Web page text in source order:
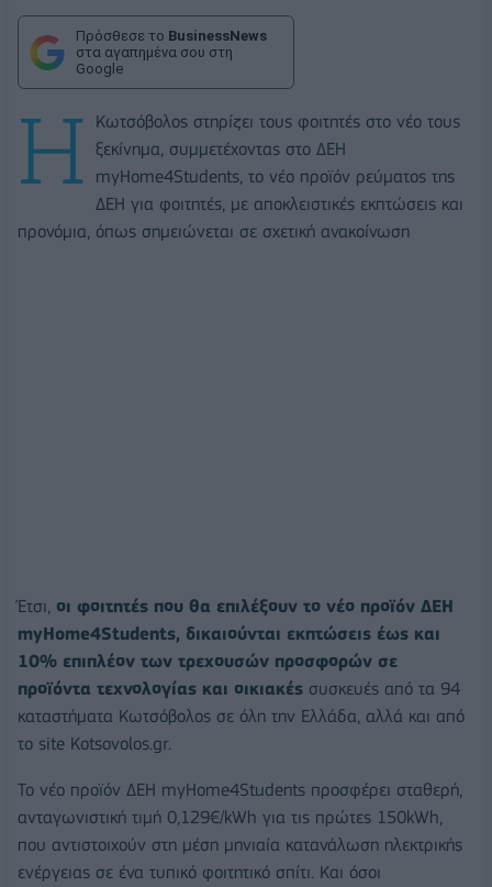
Πρόσθεσε το BusinessNews
στα αγαπημένα σου στη
Google
Η
Κωτσόβολος στηρίζει τους φοιτητές στο νέο τους
ξεκίνημα, συμμετέχοντας στο ΔΕΗ
myHome4Students, το νέο προϊόν ρεύματος της
ΔΕΗ για φοιτητές, με αποκλειστικές εκπτώσεις και
προνόμια, όπως σημειώνεται σε σχετική ανακοίνωση
Έτσι, οι φοιτητές που θα επιλέξουν το νέο προϊόν ΔΕΗ
myHome4Students, δικαιούνται εκπτώσεις έως και
10% επιπλέον των τρεχουσών προσφορών σε
προϊόντα τεχνολογίας και οικιακές συσκευές από τα 94
καταστήματα Κωτσόβολος σε όλη την Ελλάδα, αλλά και από
το site Kotsovolos.gr.
Το νέο προϊόν ΔΕΗ myHome4Students προσφέρει σταθερή,
ανταγωνιστική τιμή 0,129€/kWh για τις πρώτες 150kWh,
που αντιστοιχούν στη μέση μηνιαία κατανάλωση ηλεκτρικής
ενέργειας σε ένα τυπικό φοιτητικό σπίτι. Και όσοι